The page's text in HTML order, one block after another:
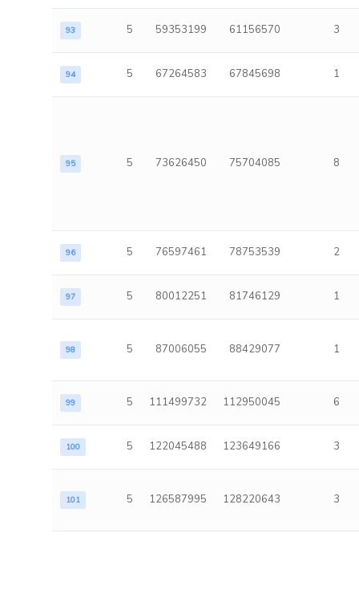
93 5 59353199 61156570 3
94 5 67264583 67845698 1
95 5 73626450 75704085 8
96 5 76597461 78753539 2
97 5 80012251 81746129 1
98 5 87006055 88429077 1
99 5 111499732 112950045 6
100 5 122045488 123649166 3
101 5 126587995 128220643 3